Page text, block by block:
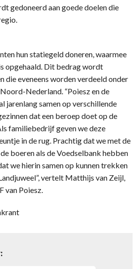
gedoneerd aan goede doelen die
hun statiegeld doneren, waarmee
opgehaald. Dit bedrag wordt
die eveneens worden verdeeld onder
Nederland. “Poiesz en de
jarenlang samen op verschillende
dat een beroep doet op de
familiebedrijf geven we deze
in de rug. Prachtig dat we met de
boeren als de Voedselbank hebben
we hierin samen op kunnen trekken
vertelt Matthijs van Zeijl,
van Poiesz.